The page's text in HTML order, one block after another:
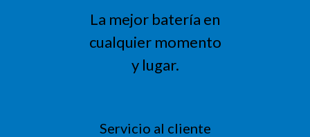
La mejor batería en
cualquier momento
y lugar.
Servicio al cliente